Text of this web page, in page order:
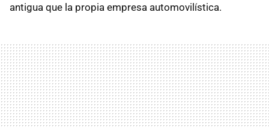
antigua que la propia empresa automovilística.